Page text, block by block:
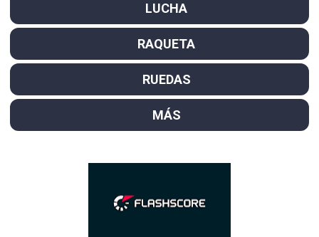
LUCHA
RAQUETA
RUEDAS
MÁS